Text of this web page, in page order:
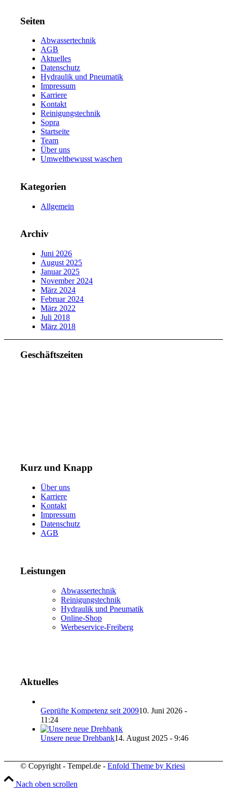
Seiten
Abwassertechnik
AGB
Aktuelles
Datenschutz
Hydraulik und Pneumatik
Impressum
Karriere
Kontakt
Reinigungstechnik
Sopra
Startseite
Team
Über uns
Umweltbewusst waschen
Kategorien
Allgemein
Archiv
Juni 2026
August 2025
Januar 2025
November 2024
März 2024
Februar 2024
März 2022
Juli 2018
März 2018
Geschäftszeiten
Kurz und Knapp
Über uns
Karriere
Kontakt
Impressum
Datenschutz
AGB
Leistungen
Abwassertechnik
Reinigungstechnik
Hydraulik und Pneumatik
Online-Shop
Werbeservice-Freiberg
Aktuelles
Geprüfte Kompetenz seit 200910. Juni 2026 -
11:24
Unsere neue Drehbank14. August 2025 - 9:46
© Copyright - Tempel.de -Enfold Theme by Kriesi
Nach oben scrollen